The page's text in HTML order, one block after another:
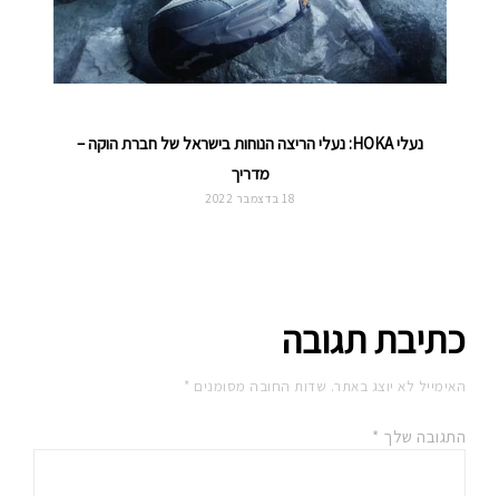
נעלי HOKA: נעלי הריצה הנוחות בישראל של חברת הוקה –
מדריך
18 בדצמבר 2022
כתיבת תגובה
האימייל לא יוצג באתר. שדות החובה מסומנים *
התגובה שלך *